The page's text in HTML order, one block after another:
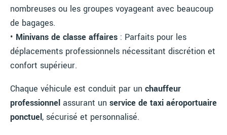
nombreuses ou les groupes voyageant avec beaucoup
de bagages.
• Minivans de classe affaires : Parfaits pour les
déplacements professionnels nécessitant discrétion et
confort supérieur.
Chaque véhicule est conduit par un chauffeur
professionnel assurant un service de taxi aéroportuaire
ponctuel, sécurisé et personnalisé.